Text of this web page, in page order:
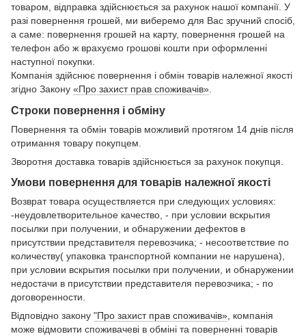
товаром, відправка здійснюється за рахунок нашої компанії. У
разі повернення грошей, ми виберемо для Вас зручний спосіб,
а саме: повернення грошей на карту, повернення грошей на
телефон або ж врахуємо грошові кошти при оформленні
наступної покупки.
Компанія здійснює повернення і обмін товарів належної якості
згідно Закону «Про захист прав споживачів»
Строки повернення і обміну
Повернення та обмін товарів можливий протягом 14 днів після
отримання товару покупцем.
Зворотня доставка товарів здійснюється за рахунок покупця.
Умови повернення для товарів належної якості
Возврат товара осуществляется при следующих условиях:
-неудовлетворительное качество, - при условии вскрытия
посылки при получении, и обнаружении дефектов в
присутствии представителя перевозчика; - несоответствие по
количеству( упаковка транспортной компании не нарушена),
при условии вскрытия посылки при получении, и обнаружении
недостачи в присутствии представителя перевозчика; - по
договоренности.
Відповідно закону "Про захист прав споживачів», компанія
може відмовити споживачеві в обміні та поверненні товарів